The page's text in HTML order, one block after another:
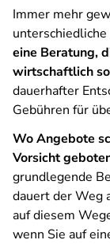
Immer mehr
eine Beratung,
wirtschaftlich
dauerhafter
Gebühren für
Wo Angebote
Vorsicht
grundlegende
dauert der Weg
auf diesem
wenn Sie auf